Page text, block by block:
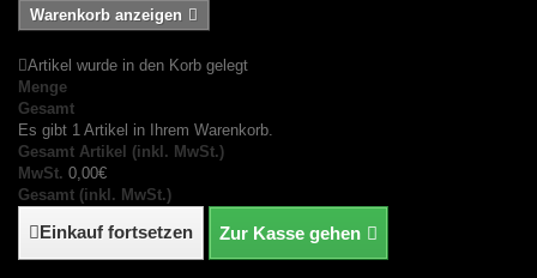
Warenkorb anzeigen
Artikel wurde in den Korb gelegt
Menge
Gesamt
Es gibt 1 Artikel in Ihrem Warenkorb.
Gesamt Artikel (inkl. MwSt.)
MwSt. 0,00€
Gesamt (inkl. MwSt.)
Einkauf fortsetzen Zur Kasse gehen